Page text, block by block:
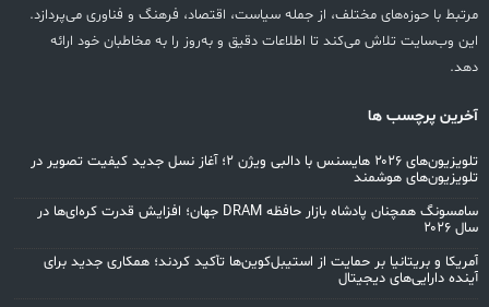
مرتبط با حوزه‌های مختلف، از جمله سیاست، اقتصاد، فرهنگ و فناوری می‌پردازد.
این وب‌سایت تلاش می‌کند تا اطلاعات دقیق و به‌روز را به مخاطبان خود ارائه
دهد.
آخرین پرچسب ها
تلویزیون‌های ۲۰۲۶ هایسنس با دالبی ویژن ۲؛ آغاز نسل جدید کیفیت تصویر در
تلویزیون‌های هوشمند
سامسونگ همچنان پادشاه بازار حافظه DRAM جهان؛ افزایش قدرت کره‌ای‌ها در
سال ۲۰۲۶
آمریکا و بریتانیا بر حمایت از استیبل‌کوین‌ها تأکید کردند؛ همکاری جدید برای
آینده دارایی‌های دیجیتال